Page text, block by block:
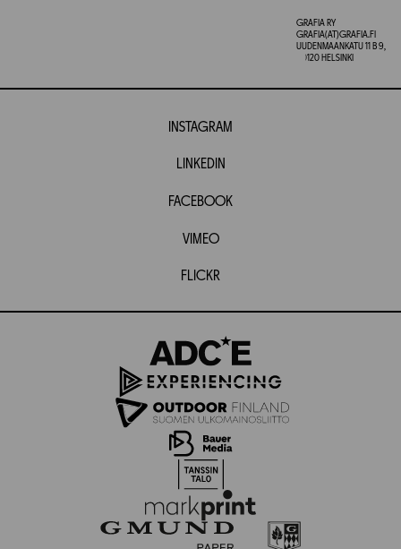
GRAFIA RY
GRAFIA(AT)GRAFIA.FI
UUDENMAANKATU 11 B 9,
00120 HELSINKI
INSTAGRAM
LINKEDIN
FACEBOOK
VIMEO
FLICKR